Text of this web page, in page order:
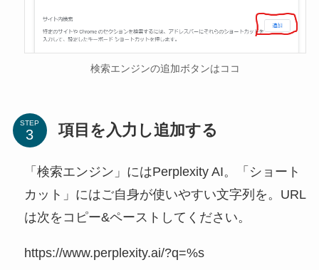
検索エンジンの追加ボタンはココ
STEP 項目を入力し追加する
「検索エンジン」にはPerplexity AI。「ショート
カット」にはご自身が使いやすい文字列を。URL
は次をコピー&ペーストしてください。
https://www.perplexity.ai/?q=%s